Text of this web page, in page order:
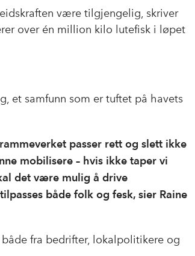
være tilgjengelig, skriver
over én million kilo lutefisk i løpet
et samfunn som er tuftet på havets
passer rett og slett ikke
mobilisere – hvis ikke taper vi
det være mulig å drive
både folk og fesk, sier Raine
fra bedrifter, lokalpolitikere og